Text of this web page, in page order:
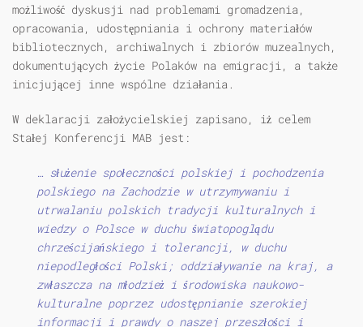
możliwość dyskusji nad problemami gromadzenia,
opracowania, udostępniania i ochrony materiałów
bibliotecznych, archiwalnych i zbiorów muzealnych,
dokumentujących życie Polaków na emigracji, a także
inicjującej inne wspólne działania.
W deklaracji założycielskiej zapisano, iż celem
Stałej Konferencji MAB jest:
… służenie społeczności polskiej i pochodzenia
polskiego na Zachodzie w utrzymywaniu i
utrwalaniu polskich tradycji kulturalnych i
wiedzy o Polsce w duchu światopoglądu
chrześcijańskiego i tolerancji, w duchu
niepodległości Polski; oddziaływanie na kraj, a
zwłaszcza na młodzież i środowiska naukowo-
kulturalne poprzez udostępnianie szerokiej
informacji i prawdy o naszej przeszłości i